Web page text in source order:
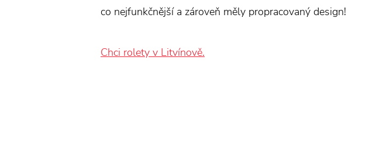
co nejfunkčnější a zároveň měly propracovaný design!
Chci rolety v Litvínově.